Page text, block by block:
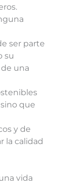
ser parte
su
una
que
y de
la calidad
vida